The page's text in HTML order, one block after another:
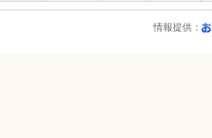
情報提供：